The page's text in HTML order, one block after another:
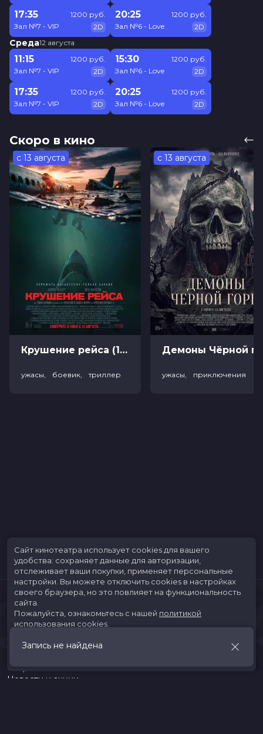
17:35
Зал №7 - VIP
1200 руб.
2D
20:25
Зал №6 - Love
1200 руб.
2D
Среда12 августа
11:15
Зал №7 - VIP
1200 руб.
2D
15:30
Зал №6 - Love
1200 руб.
2D
17:35
Зал №7 - VIP
1200 руб.
2D
20:25
Зал №6 - Love
1200 руб.
2D
Скоро в кино
с 13 августа
Крушение рейса (18+)
ужасы, боевик, триллер
с 13 августа
ужасы, приключения
Запись не найдена
Скоро в кино
Новости и акции
Сайт кинотеатра использует cookies для вашего
удобства: сохраняет данные для авторизации,
отслеживает ваши покупки, применяет персональные
настройки. Вы можете отключить cookies в настройках
своего браузера, но это повлияет на функциональность
сайта.
Пожалуйста, ознакомьтесь с нашей политикой
использования cookies